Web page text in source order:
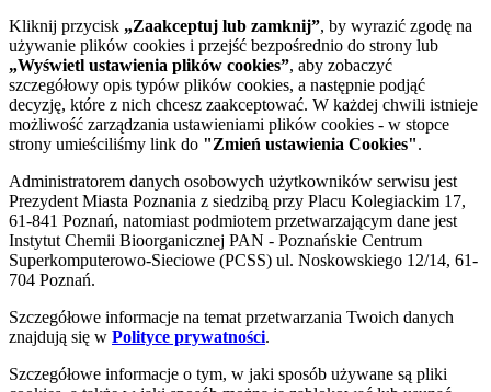
Kliknij przycisk „Zaakceptuj lub zamknij”, by wyrazić zgodę na
używanie plików cookies i przejść bezpośrednio do strony lub
„Wyświetl ustawienia plików cookies”, aby zobaczyć
szczegółowy opis typów plików cookies, a następnie podjąć
decyzję, które z nich chcesz zaakceptować. W każdej chwili istnieje
możliwość zarządzania ustawieniami plików cookies - w stopce
strony umieściliśmy link do "Zmień ustawienia Cookies".
Administratorem danych osobowych użytkowników serwisu jest
Prezydent Miasta Poznania z siedzibą przy Placu Kolegiackim 17,
61-841 Poznań, natomiast podmiotem przetwarzającym dane jest
Instytut Chemii Bioorganicznej PAN - Poznańskie Centrum
Superkomputerowo-Sieciowe (PCSS) ul. Noskowskiego 12/14, 61-
704 Poznań.
Szczegółowe informacje na temat przetwarzania Twoich danych
znajdują się w Polityce prywatności.
Szczegółowe informacje o tym, w jaki sposób używane są pliki